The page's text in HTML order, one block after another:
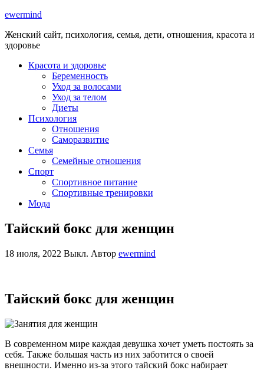
ewermind
Женский сайт, психология, семья, дети, отношения, красота и
здоровье
Красота и здоровье
Беременность
Уход за волосами
Уход за телом
Диеты
Психология
Отношения
Саморазвитие
Семья
Семейные отношения
Спорт
Спортивное питание
Спортивные тренировки
Мода
Тайский бокс для женщин
18 июля, 2022 Выкл. Автор ewermind
Тайский бокс для женщин
В современном мире каждая девушка хочет уметь постоять за
себя. Также большая часть из них заботится о своей
внешности. Именно из-за этого тайский бокс набирает